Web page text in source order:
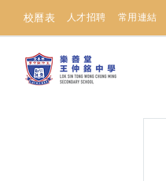
常用連結
人才招聘
校曆表